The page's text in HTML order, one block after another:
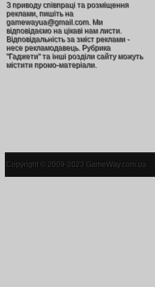
З приводу співпраці та розміщення
реклами, пишіть на
gamewayua@gmail.com. Ми
відповідаємо на цікаві нам листи.
Відповідальність за зміст реклами -
несе рекламодавець. Рубрика
"Гаджети" та інші розділи сайту можуть
містити промо-матеріали.
Copyright © 2009-2023 GameWay.com.ua